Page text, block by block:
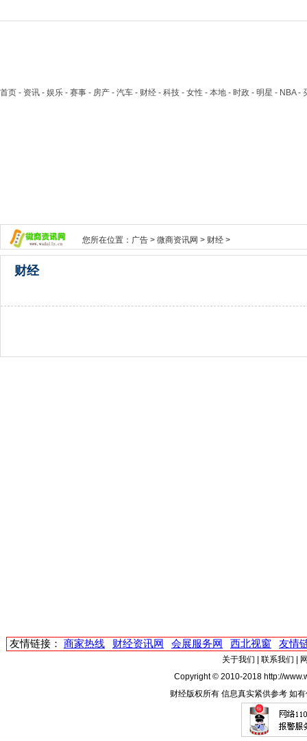
首页 - 资讯 - 娱乐 - 赛事 - 房产 - 汽车 - 财经 - 科技 - 女性 - 本地 - 时政 - 明星 - NBA
您所在位置： 广告 > 微商资讯网 > 财经 >
财经
友情链接： 商家热线 财经资讯网 会展服务网 西北视窗 友情
关于我们 联系我们
Copyright © 2010-2018 http://
财经版权所有 信息真实紧供参考 如